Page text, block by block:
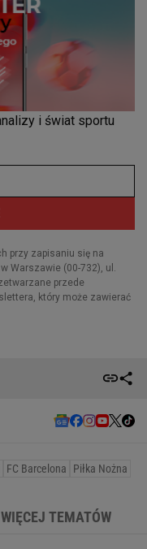
FC Barcelona Piłka Nożna
WIĘCEJ TEMATÓW